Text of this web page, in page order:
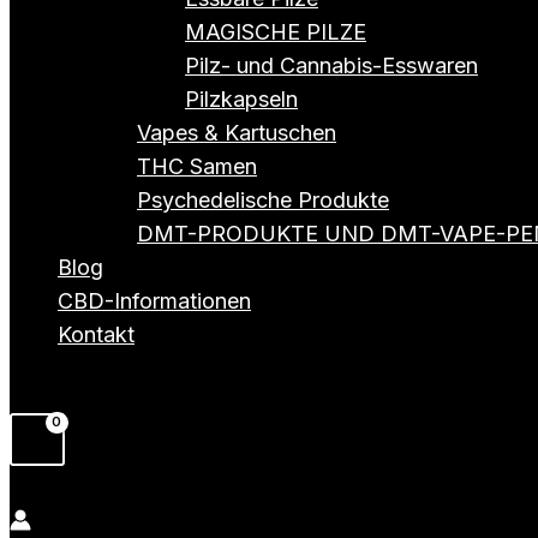
MAGISCHE PILZE
Pilz- und Cannabis-Esswaren
Pilzkapseln
Vapes & Kartuschen
THC Samen
Psychedelische Produkte
DMT-PRODUKTE UND DMT-VAPE-
Blog
CBD-Informationen
Kontakt